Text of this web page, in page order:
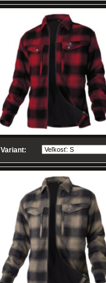
Variant: